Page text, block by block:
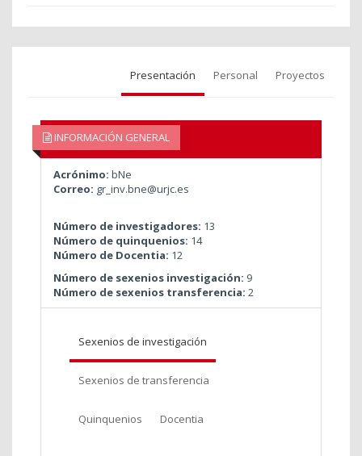
Presentación Personal Proyectos
INFORMACIÓN GENERAL
Acrónimo: bNe
Correo: gr_inv.bne@urjc.es
Número de investigadores: 13
Número de quinquenios: 14
Número de Docentia: 12
Número de sexenios investigación: 9
Número de sexenios transferencia: 2
Sexenios de investigación
Sexenios de transferencia
Quinquenios Docentia